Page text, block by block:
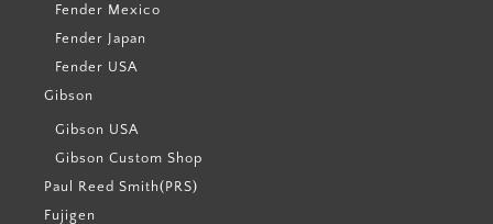
Fender Mexico
Fender Japan
Fender USA
Gibson
Gibson USA
Gibson Custom Shop
Paul Reed Smith(PRS)
Fujigen